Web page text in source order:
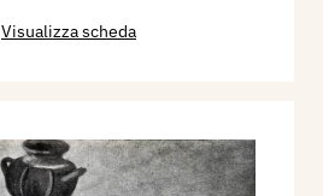
Visualizza scheda